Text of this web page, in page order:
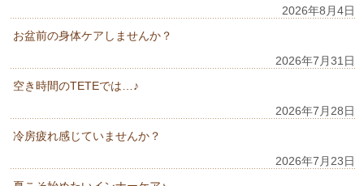
2026年8月4日
お盆前の身体ケアしませんか？
2026年7月31日
空き時間のTETEでは…♪
2026年7月28日
冷房疲れ感じていませんか？
2026年7月23日